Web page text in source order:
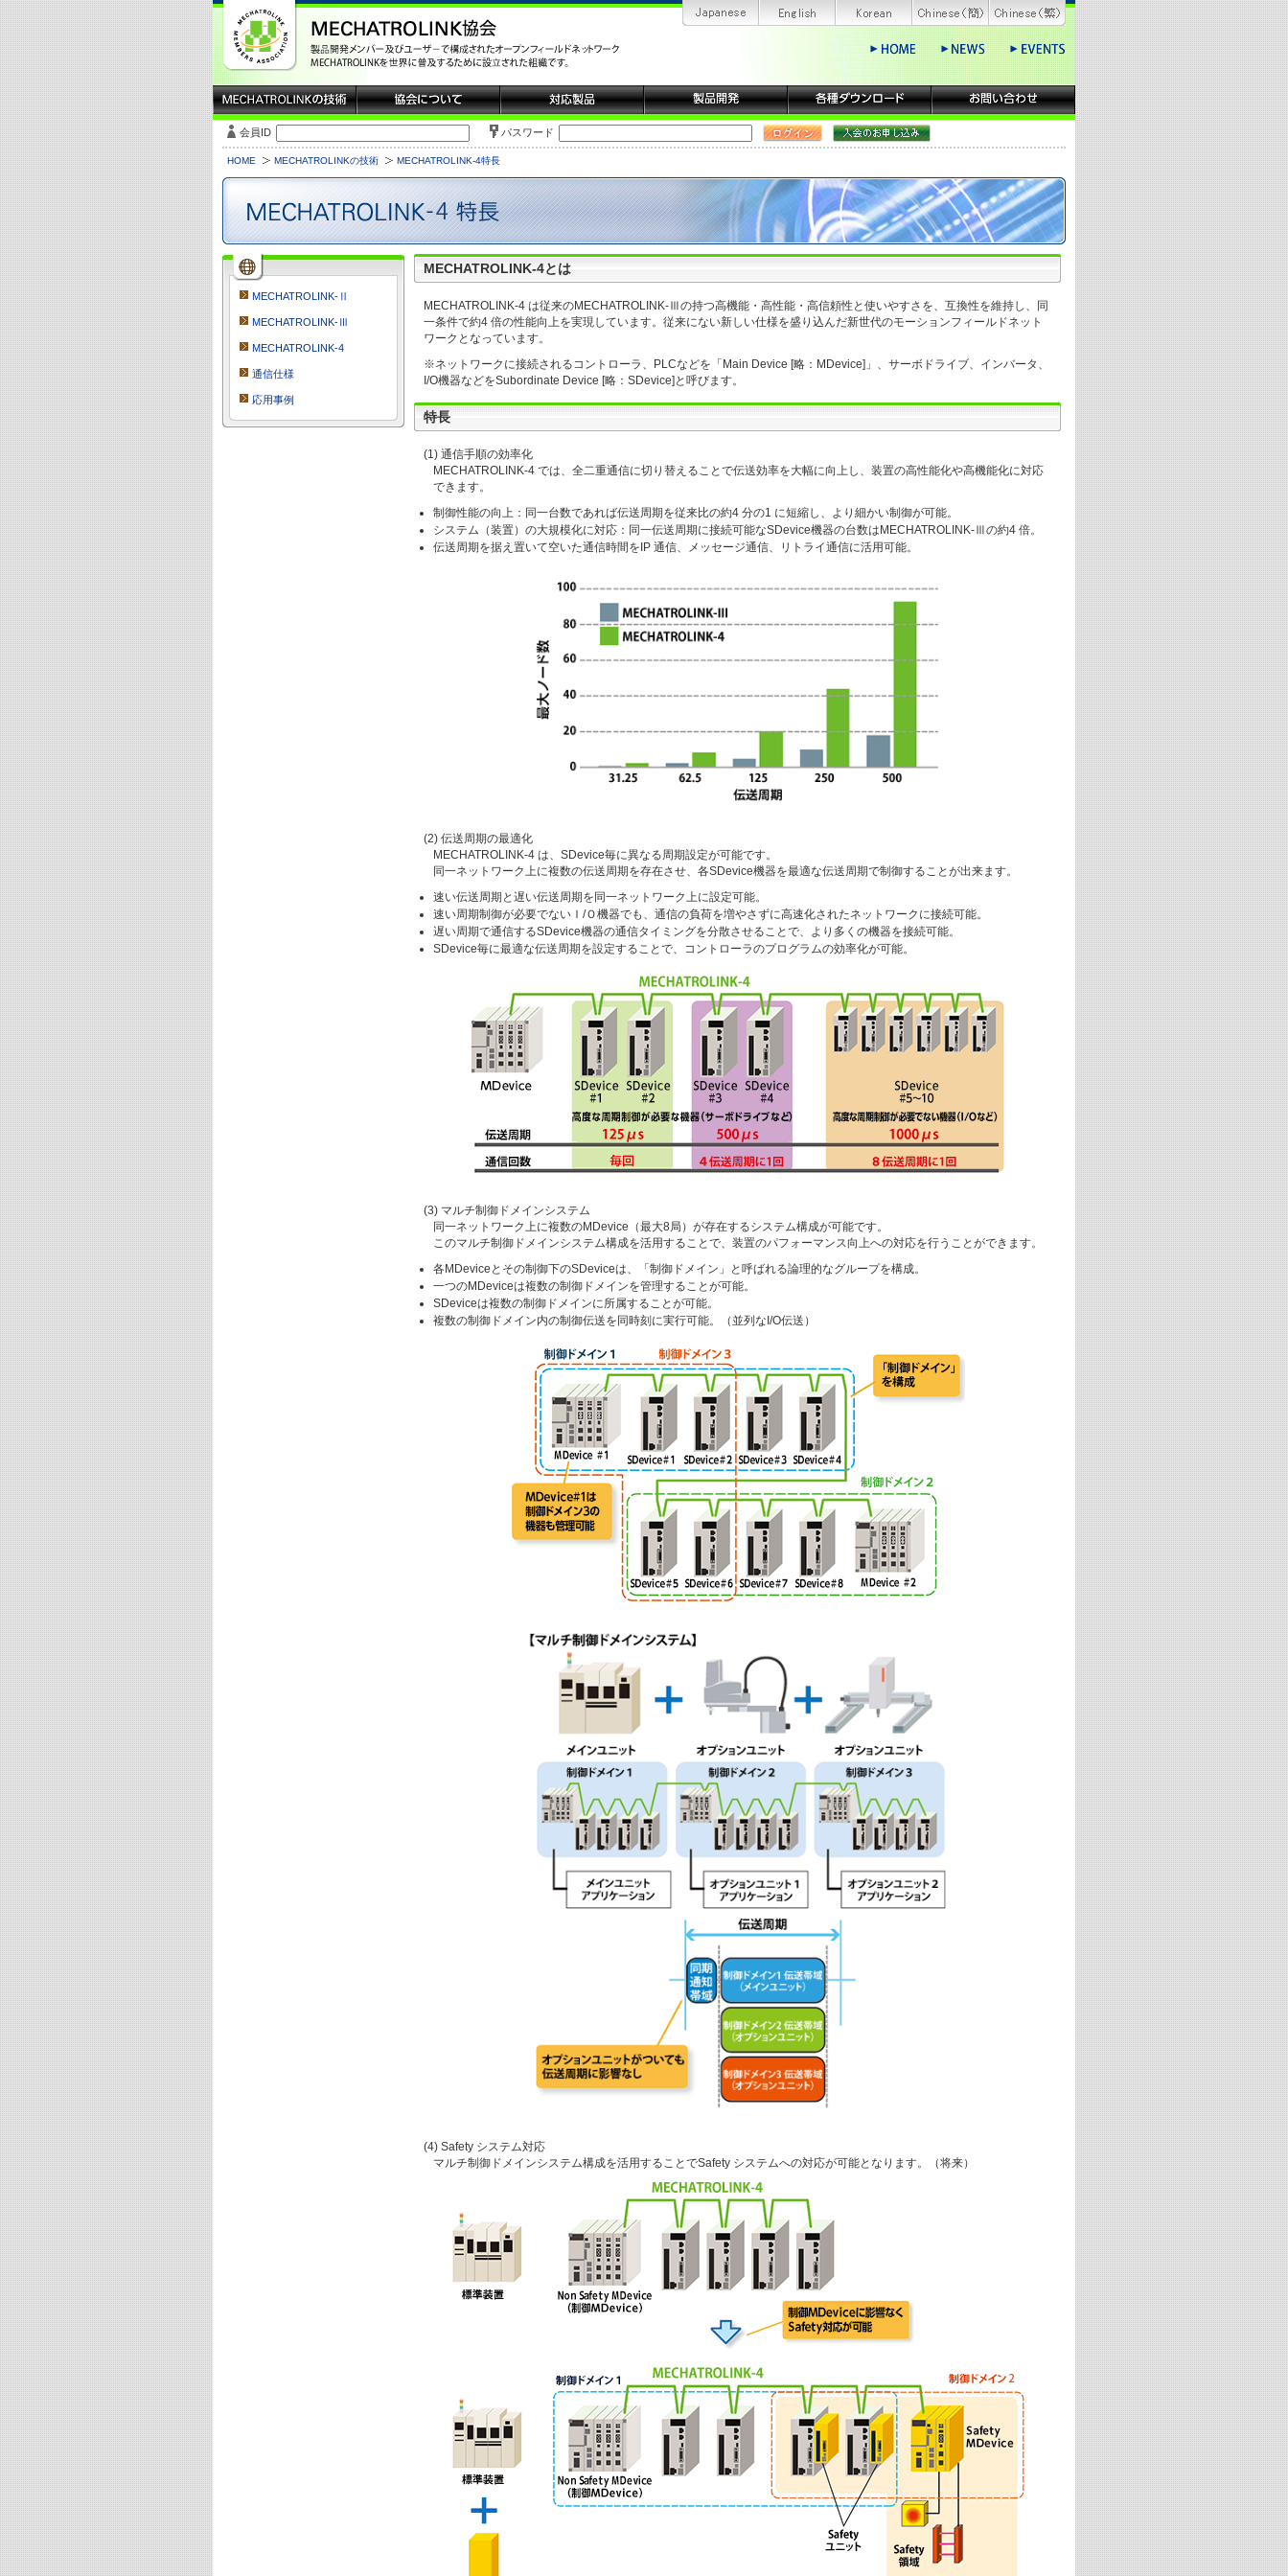
会員ID パスワード
HOME MECHATROLINKの技術 MECHATROLINK-4特長
MECHATROLINK-Ⅱ
MECHATROLINK-Ⅲ
MECHATROLINK-4
通信仕様
応用事例
MECHATROLINK-4とは
MECHATROLINK-4 は従来のMECHATROLINK-Ⅲの持つ高機能・高性能・高信頼性と使いやすさを、互換性を維持し、同
一条件で約4 倍の性能向上を実現しています。従来にない新しい仕様を盛り込んだ新世代のモーションフィールドネット
ワークとなっています。
※ネットワークに接続されるコントローラ、PLCなどを「Main Device [略：MDevice]」、サーボドライブ、インバータ、
I/O機器などをSubordinate Device [略：SDevice]と呼びます。
特長
(1) 通信手順の効率化
MECHATROLINK-4 では、全二重通信に切り替えることで伝送効率を大幅に向上し、装置の高性能化や高機能化に対応
できます。
制御性能の向上：同一台数であれば伝送周期を従来比の約4 分の1 に短縮し、より細かい制御が可能。
システム（装置）の大規模化に対応：同一伝送周期に接続可能なSDevice機器の台数はMECHATROLINK-Ⅲの約4 倍。
伝送周期を据え置いて空いた通信時間をIP 通信、メッセージ通信、リトライ通信に活用可能。
(2) 伝送周期の最適化
MECHATROLINK-4 は、SDevice毎に異なる周期設定が可能です。
同一ネットワーク上に複数の伝送周期を存在させ、各SDevice機器を最適な伝送周期で制御することが出来ます。
速い伝送周期と遅い伝送周期を同一ネットワーク上に設定可能。
速い周期制御が必要でないＩ/Ｏ機器でも、通信の負荷を増やさずに高速化されたネットワークに接続可能。
遅い周期で通信するSDevice機器の通信タイミングを分散させることで、より多くの機器を接続可能。
SDevice毎に最適な伝送周期を設定することで、コントローラのプログラムの効率化が可能。
(3) マルチ制御ドメインシステム
同一ネットワーク上に複数のMDevice（最大8局）が存在するシステム構成が可能です。
このマルチ制御ドメインシステム構成を活用することで、装置のパフォーマンス向上への対応を行うことができます。
各MDeviceとその制御下のSDeviceは、「制御ドメイン」と呼ばれる論理的なグループを構成。
一つのMDeviceは複数の制御ドメインを管理することが可能。
SDeviceは複数の制御ドメインに所属することが可能。
複数の制御ドメイン内の制御伝送を同時刻に実行可能。（並列なI/O伝送）
(4) Safety システム対応
マルチ制御ドメインシステム構成を活用することでSafety システムへの対応が可能となります。（将来）